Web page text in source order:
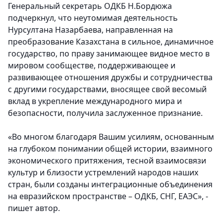
Генеральный секретарь ОДКБ Н.Бордюжа
подчеркнул, что неутомимая деятельность
Нурсултана Назарбаева, направленная на
преобразование Казахстана в сильное, динамичное
государство, по праву занимающее видное место в
мировом сообществе, поддерживающее и
развивающее отношения дружбы и сотрудничества
с другими государствами, вносящее свой весомый
вклад в укрепление международного мира и
безопасности, получила заслуженное признание.
«Во многом благодаря Вашим усилиям, основанным
на глубоком понимании общей истории, взаимного
экономического притяжения, тесной взаимосвязи
культур и близости устремлений народов наших
стран, были созданы интеграционные объединения
на евразийском пространстве – ОДКБ, СНГ, ЕАЭС», -
пишет автор.